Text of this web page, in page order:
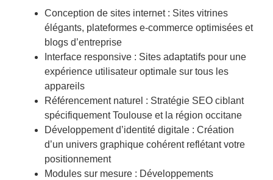
Conception de sites internet : Sites vitrines
élégants, plateformes e-commerce optimisées et
blogs d’entreprise
Interface responsive : Sites adaptatifs pour une
expérience utilisateur optimale sur tous les
appareils
Référencement naturel : Stratégie SEO ciblant
spécifiquement Toulouse et la région occitane
Développement d’identité digitale : Création
d’un univers graphique cohérent reflétant votre
positionnement
Modules sur mesure : Développements